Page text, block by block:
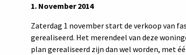
1. November 2014
Zaterdag 1 november start de verkoop van
gerealiseerd. Het merendeel van deze
plan gerealiseerd zijn dan wel worden, met